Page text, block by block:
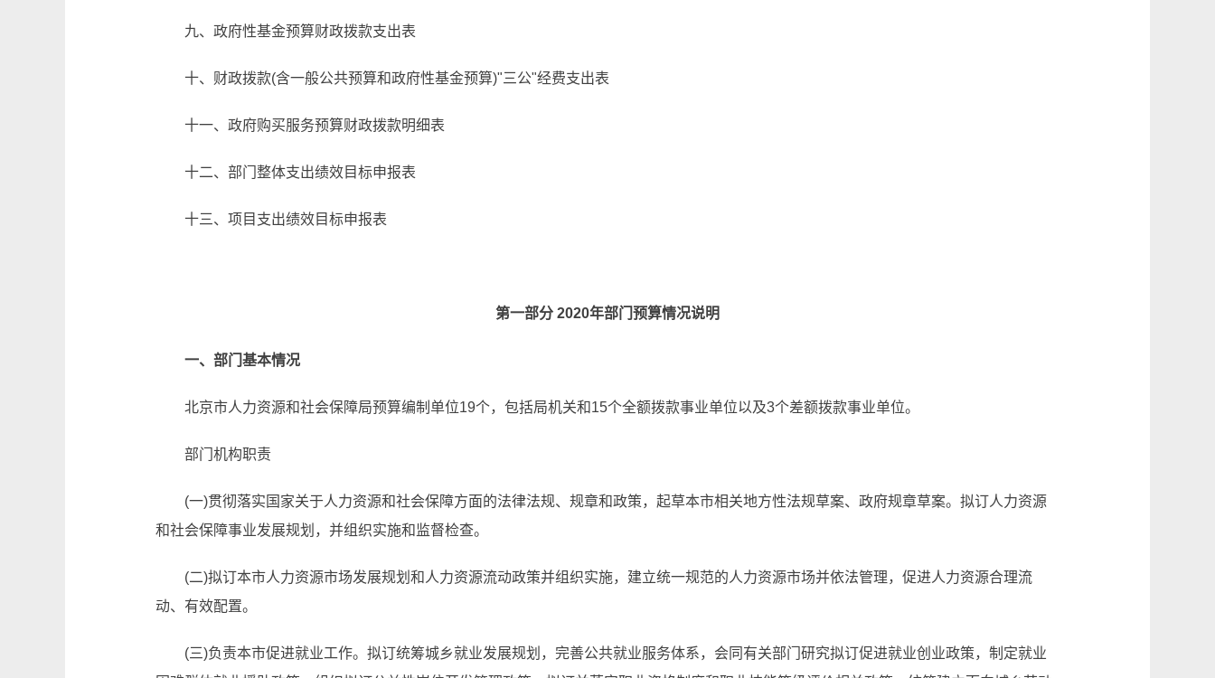
九、政府性基金预算财政拨款支出表
十、财政拨款(含一般公共预算和政府性基金预算)"三公"经费支出表
十一、政府购买服务预算财政拨款明细表
十二、部门整体支出绩效目标申报表
十三、项目支出绩效目标申报表
第一部分 2020年部门预算情况说明
一、部门基本情况
北京市人力资源和社会保障局预算编制单位19个，包括局机关和15个全额拨款事业单位以及3个差额拨款事业单位。
部门机构职责
(一)贯彻落实国家关于人力资源和社会保障方面的法律法规、规章和政策，起草本市相关地方性法规草案、政府规章草案。拟订人力资源
和社会保障事业发展规划，并组织实施和监督检查。
(二)拟订本市人力资源市场发展规划和人力资源流动政策并组织实施，建立统一规范的人力资源市场并依法管理，促进人力资源合理流
动、有效配置。
(三)负责本市促进就业工作。拟订统筹城乡就业发展规划，完善公共就业服务体系，会同有关部门研究拟订促进就业创业政策，制定就业